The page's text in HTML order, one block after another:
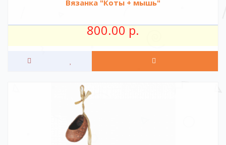
Вязанка "Коты + мышь"
800.00 р.